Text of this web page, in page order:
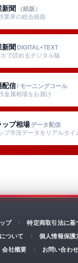
新聞 （紙版）
業界の総合紙面
新聞 DIGITAL+TEXT
で読めるデジタル版
配信/ モーニングコール
金属相場をお届け
ップ相場 データ配信
プ市況データをリアルタイ
プ
特定商取引法に基
ついて
個人情報保護
会社概要 お問い合わせ